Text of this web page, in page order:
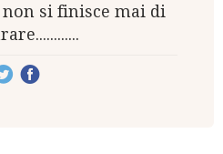
si finisce mai di